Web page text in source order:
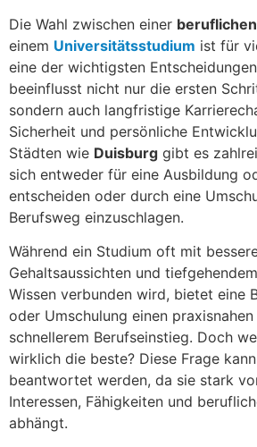
Die Wahl zwischen einer
einem Universitätsstudium ist für
eine der wichtigsten
beeinflusst nicht nur die ersten
sondern auch langfristige
Sicherheit und persönliche
Städten wie Duisburg gibt es
sich entweder für eine Ausbildung
entscheiden oder durch eine
Berufsweg einzuschlagen.
Während ein Studium oft mit
Gehaltsaussichten und
Wissen verbunden wird, bietet eine
oder Umschulung einen
schnellerem Berufseinstieg. Doch
wirklich die beste? Diese Frage
beantwortet werden, da sie stark
Interessen, Fähigkeiten und
abhängt.